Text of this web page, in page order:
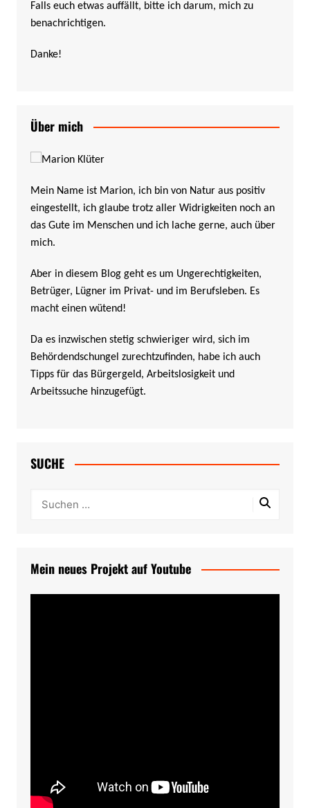
Falls euch etwas auffällt, bitte ich darum, mich zu
benachrichtigen.
Danke!
Über mich
Mein Name ist Marion, ich bin von Natur aus positiv
eingestellt, ich glaube trotz aller Widrigkeiten noch an
das Gute im Menschen und ich lache gerne, auch über
mich.
Aber in diesem Blog geht es um Ungerechtigkeiten,
Betrüger, Lügner im Privat- und im Berufsleben. Es
macht einen wütend!
Da es inzwischen stetig schwieriger wird, sich im
Behördendschungel zurechtzufinden, habe ich auch
Tipps für das Bürgergeld, Arbeitslosigkeit und
Arbeitssuche hinzugefügt.
SUCHE
Mein neues Projekt auf Youtube